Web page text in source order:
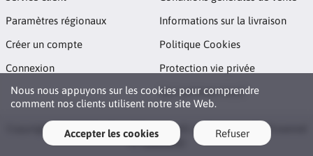
Nous nous appuyons sur les cookies pour comprendre
comment nos clients utilisent notre site Web.
Accepter les cookies Refuser
Paramètres régionaux
Créer un compte
Connexion
Informations sur la livraison
Politique Cookies
Protection vie privée
Qui sommes nous?
Copyright © 2026 Boutique Theogay. All rights reserved · Powered
LiteCart®